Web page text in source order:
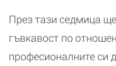
През тази седмица
гъвкавост по
професионалните си